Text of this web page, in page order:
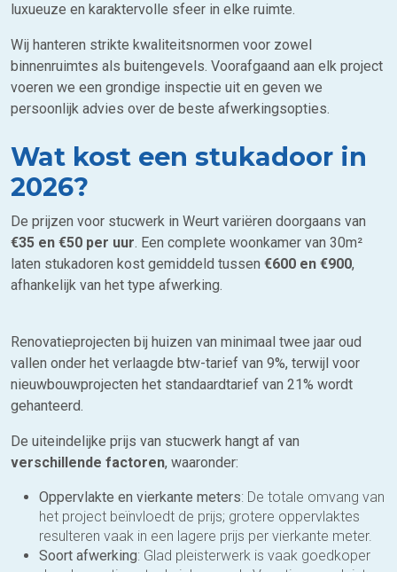
luxueuze en karaktervolle sfeer in elke ruimte.
Wij hanteren strikte kwaliteitsnormen voor zowel
binnenruimtes als buitengevels. Voorafgaand aan elk project
voeren we een grondige inspectie uit en geven we
persoonlijk advies over de beste afwerkingsopties.
Wat kost een stukadoor in
2026?
De prijzen voor stucwerk in Weurt variëren doorgaans van
€35 en €50 per uur. Een complete woonkamer van 30m²
laten stukadoren kost gemiddeld tussen €600 en €900,
afhankelijk van het type afwerking.
Renovatieprojecten bij huizen van minimaal twee jaar oud
vallen onder het verlaagde btw-tarief van 9%, terwijl voor
nieuwbouwprojecten het standaardtarief van 21% wordt
gehanteerd.
De uiteindelijke prijs van stucwerk hangt af van
verschillende factoren, waaronder:
Oppervlakte en vierkante meters: De totale omvang van
het project beïnvloedt de prijs; grotere oppervlaktes
resulteren vaak in een lagere prijs per vierkante meter.
Soort afwerking: Glad pleisterwerk is vaak goedkoper